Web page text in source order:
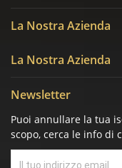
La Nostra Azienda
La Nostra Azienda
Newsletter
Puoi annullare la tua
scopo, cerca le info di